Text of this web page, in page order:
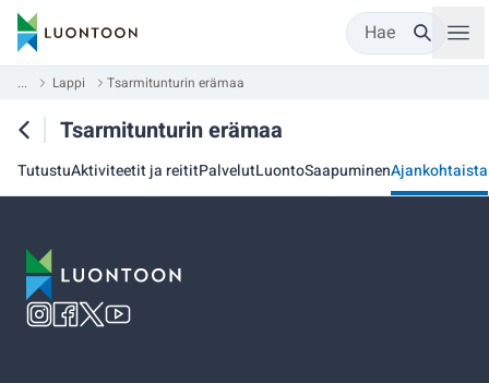
Hae
... Lappi Tsarmitunturin erämaa
Tsarmitunturin erämaa
TutustuAktiviteetit ja reititPalvelutLuontoSaapuminenAjankohtaista